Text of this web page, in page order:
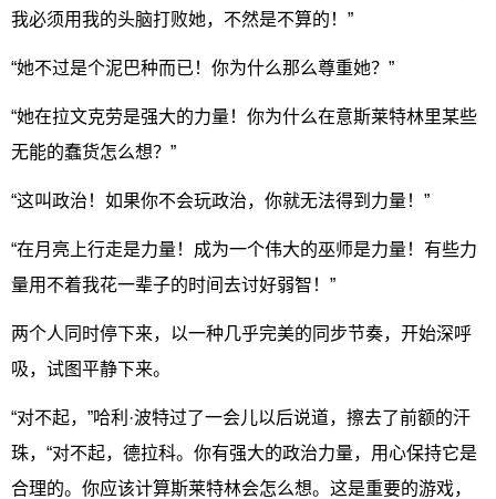
我必须用我的头脑打败她，不然是不算的！”
“她不过是个泥巴种而已！你为什么那么尊重她？”
“她在拉文克劳是强大的力量！你为什么在意斯莱特林里某些
无能的蠢货怎么想？”
“这叫政治！如果你不会玩政治，你就无法得到力量！”
“在月亮上行走是力量！成为一个伟大的巫师是力量！有些力
量用不着我花一辈子的时间去讨好弱智！”
两个人同时停下来，以一种几乎完美的同步节奏，开始深呼
吸，试图平静下来。
“对不起，”哈利·波特过了一会儿以后说道，擦去了前额的汗
珠，“对不起，德拉科。你有强大的政治力量，用心保持它是
合理的。你应该计算斯莱特林会怎么想。这是重要的游戏，